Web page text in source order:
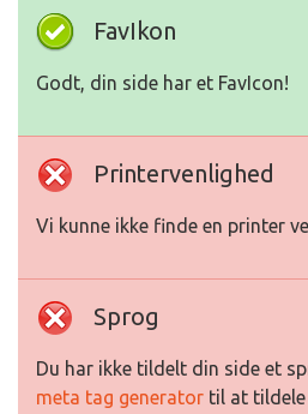
FavIkon
Godt, din side har et FavIcon!
Printervenlighed
Vi kunne ikke finde en printer
Sprog
Du har ikke tildelt din side et
meta tag generator til at